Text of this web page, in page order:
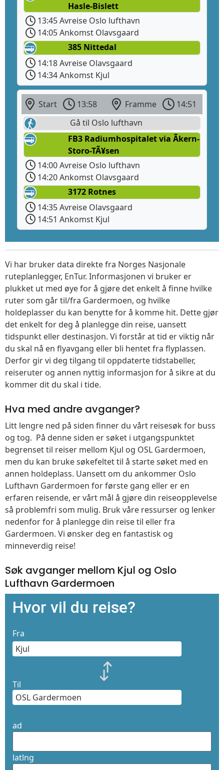
Hasle-Bislett
13:45 Avreise Oslo lufthavn
14:05 Ankomst Olavsgaard
385 Nittedal
14:18 Avreise Olavsgaard
14:34 Ankomst Kjul
Start 13:58 Framme
14:51
Gå til Oslo lufthavn
FB3 Radiumhospitalet via Ãkern-
Storo-TÃ¥sen
14:00 Avreise Oslo lufthavn
14:20 Ankomst Olavsgaard
3172 Rotnes
14:35 Avreise Olavsgaard
14:51 Ankomst Kjul
Vi har bruker data direkte fra Norges Nasjonale
ruteplanlegger, EnTur. Informasjonen vi bruker er
plukket ut med øye for å gjøre det enkelt å finne hvilke
ruter som går til/fra Gardermoen, og hvilke
holdeplasser du kan benytte for å komme hit. Dette gjør
det enkelt for deg å planlegge din reise, uansett
tidspunkt eller destinasjon. Vi forstår at tid er viktig når
du skal nå en flyavgang eller bli hentet fra flyplassen.
Derfor gir vi deg tilgang til oppdaterte tidstabeller,
reiseruter og annen nyttig informasjon for å sikre at du
kommer dit du skal i tide.
Hva med andre avganger?
Litt lengre ned på siden finner du vårt reisesøk for buss
og tog. På denne siden er søket i utgangspunktet
begrenset til reiser mellom Kjul og OSL Gardermoen,
men du kan bruke søkefeltet til å starte søket med en
annen holdeplass. Uansett om du ankommer Oslo
Lufthavn Gardermoen for første gang eller er en
erfaren reisende, er vårt mål å gjøre din reiseopplevelse
så problemfri som mulig. Bruk våre ressurser og lenker
nedenfor for å planlegge din reise til eller fra
Gardermoen. Vi ønsker deg en fantastisk og
minneverdig reise!
Søk avganger mellom Kjul og Oslo
Lufthavn Gardermoen
Hvor vil du reise?
Fra
Til
ad
latlng